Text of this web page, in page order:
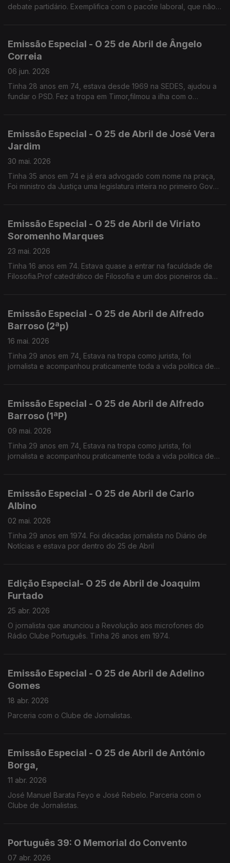
debate partidário. Exemplifica com o pacote laboral, que não
Emissão Especial - O 25 de Abril de Ângelo
Correia
06 jun. 2026
Tinha 28 anos em 74, estava desde 1969 na SEDES, ajudou a
fundar o PSD. Fez a tropa em Timor,filmou a ilha com o
Emissão Especial - O 25 de Abril de José Vera
Jardim
30 mai. 2026
Tinha 35 anos em 74 e já era advogado com nome na praça,
Foi ministro da Justiça uma legislatura inteira no primeiro Gov
Emissão Especial - O 25 de Abril de Viriato
Soromenho Marques
23 mai. 2026
Tinha 16 anos em 74. Estava quase a entrar na faculdade de
Filosofia.Prof catedrático de Filosofia e um dos pioneiros da
Emissão Especial - O 25 de Abril de Alfredo
Barroso (2ªp)
16 mai. 2026
Tinha 29 anos em 74, Estava na tropa como jurista, foi
jornalista e acompanhou praticamente toda a vida politica de
Emissão Especial - O 25 de Abril de Alfredo
Barroso (1ªP)
09 mai. 2026
Tinha 29 anos em 74, Estava na tropa como jurista, foi
jornalista e acompanhou praticamente toda a vida politica de
Emissão Especial - O 25 de Abril de Carlo
Albino
02 mai. 2026
Tinha 29 anos em 1974. Foi décadas jornalista no Diário de
Notícias e estava por dentro do 25 de Abril
Edição Especial- O 25 de Abril de Joaquim
Furtado
25 abr. 2026
O jornalista que anunciou a Revolução aos microfones do
Rádio Clube Português. Tinha 26 anos em 1974.
Emissão Especial - O 25 de Abril de Adelino
Gomes
18 abr. 2026
Parceria com o Clube de Jornalistas.
Emissão Especial - O 25 de Abril de António
Borga,
11 abr. 2026
José Manuel Barata Feyo e José Rebelo. Parceria com o
Clube de Jornalistas.
Português 39: O Memorial do Convento
07 abr. 2026